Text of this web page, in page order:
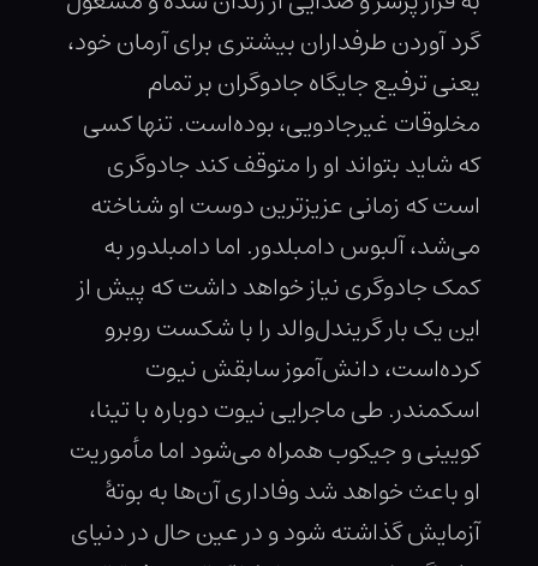
گرد آوردن طرفداران بیشتری برای آرمان خود،
یعنی ترفیع جایگاه جادوگران بر تمام
مخلوقات غیرجادویی، بوده‌است. تنها کسی
که شاید بتواند او را متوقف کند جادوگری
است که زمانی عزیزترین دوست او شناخته
می‌شد، آلبوس دامبلدور. اما دامبلدور به
کمک جادوگری نیاز خواهد داشت که پیش از
این یک بار گریندل‌والد را با شکست روبرو
کرده‌است، دانش‌آموز سابقش نیوت
اسکمندر. طی ماجرایی نیوت دوباره با تینا،
کویینی و جیکوب همراه می‌شود اما مأموریت
او باعث خواهد شد وفاداری آن‌ها به بوتهٔ
آزمایش گذاشته شود و در عین حال در دنیای